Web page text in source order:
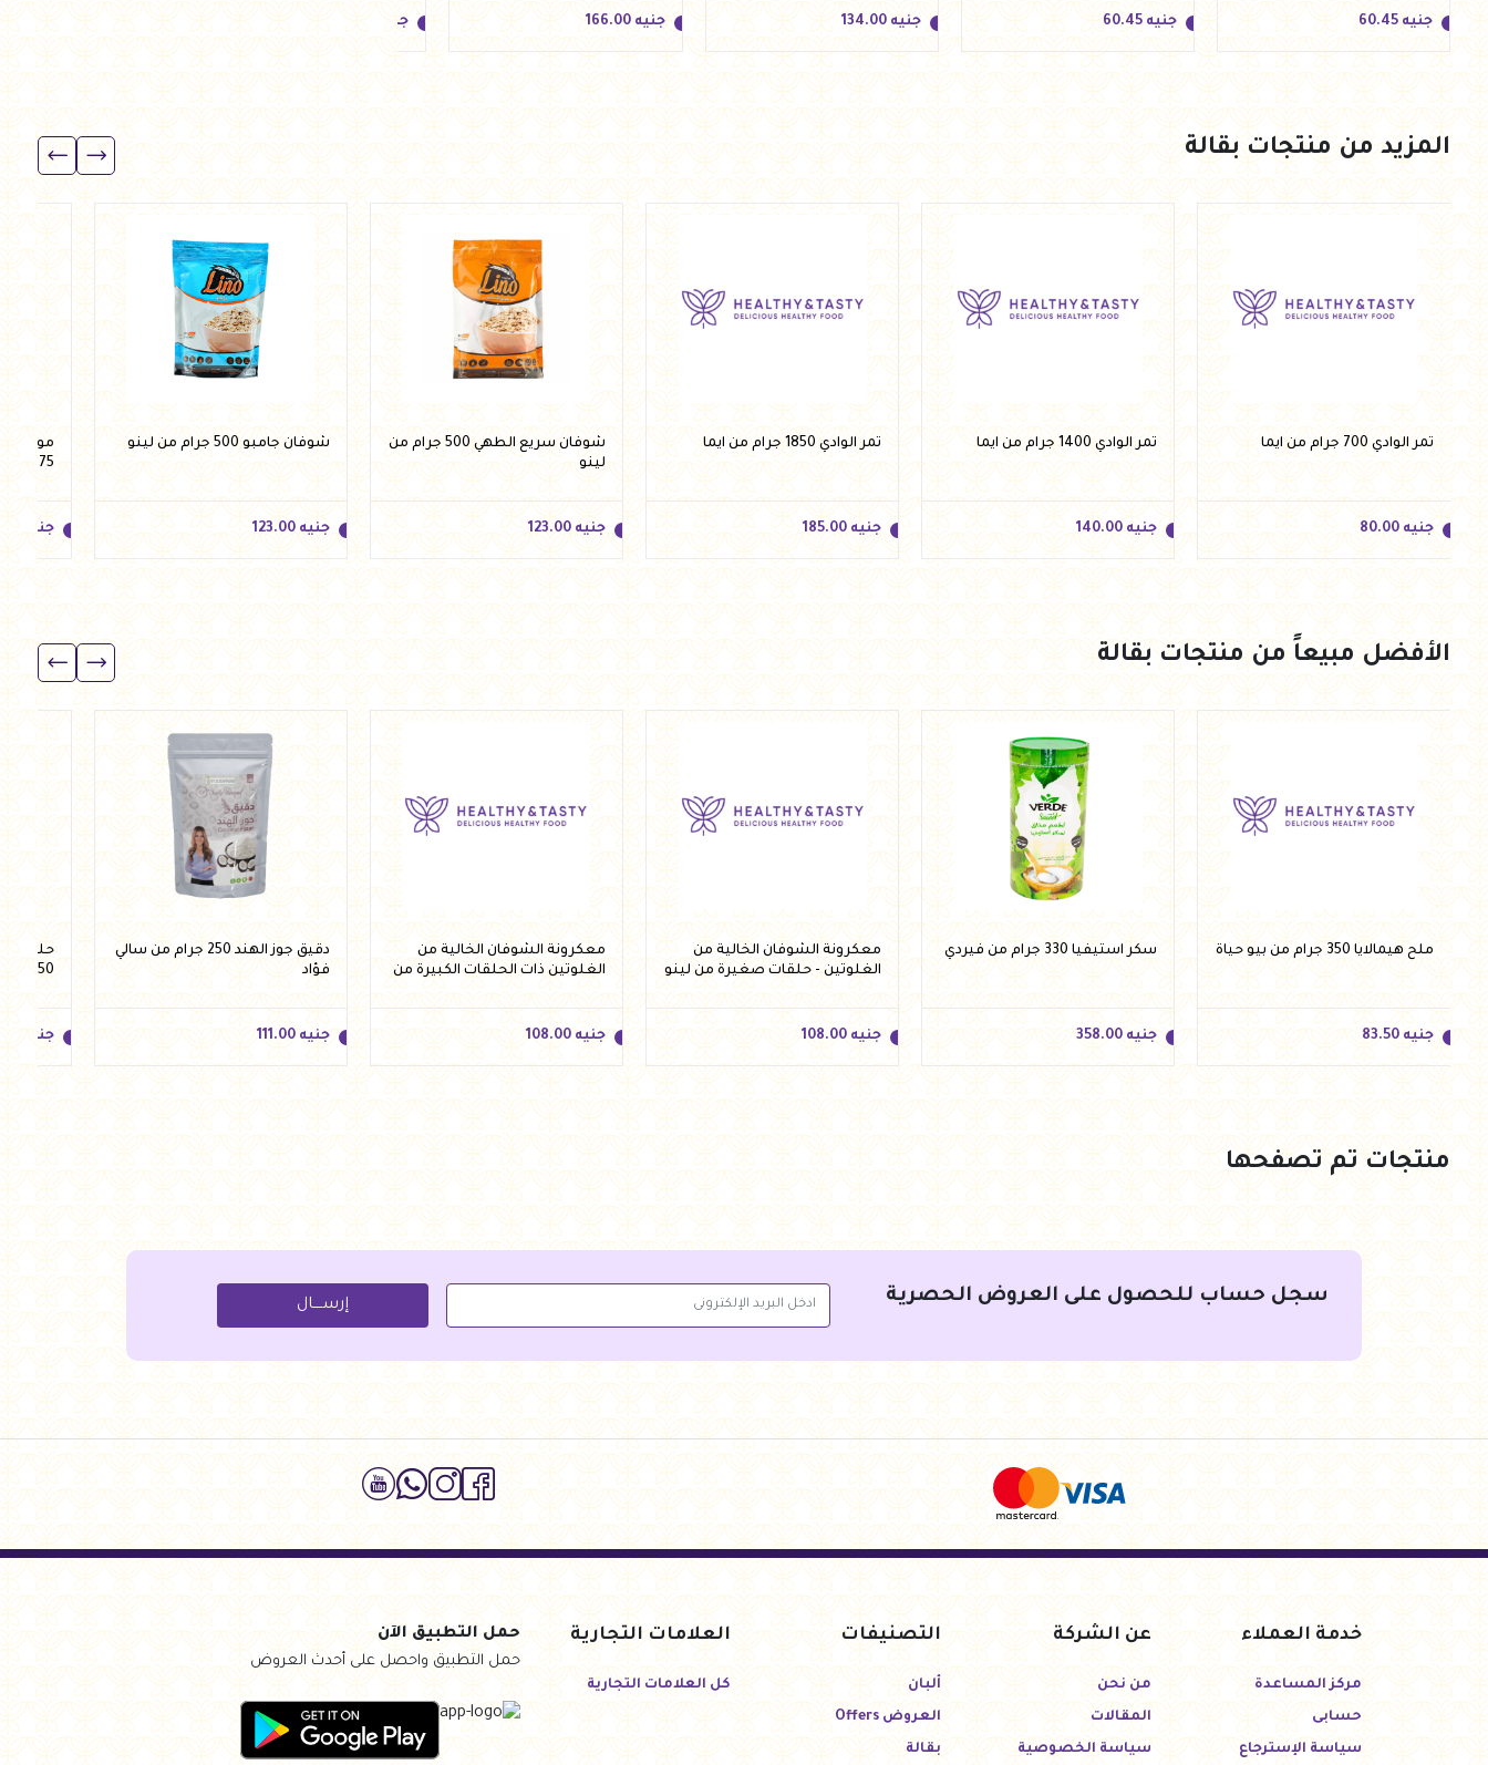
جنيه 60.45
جنيه 60.45
جنيه 60.45
جنيه 60.45
جنيه 134.00
جنيه 134.00
جنيه 166.00
جنيه 166.00
أضف للسلة
جنيه 135.00
جنيه 135.00
أضف للسلة
جنيه 205.00
جنيه 205.00
أضف للسلة
المزيد من منتجات بقالة
تمر الوادي 700 جرام من ايما
جنيه 80.00
جنيه 80.00
تمر الوادي 1400 جرام من ايما
جنيه 140.00
جنيه 140.00
أضف للسلة
تمر الوادي 1850 جرام من ايما
جنيه 185.00
جنيه 185.00
شوفان سريع الطهي 500 جرام من
لينو
جنيه 123.00
جنيه 123.00
شوفان جامبو 500 جرام من لينو
جنيه 123.00
جنيه 123.00
موسلي
375 جرام من لينو
جنيه
جنيه
الأفضل مبيعاً من منتجات بقالة
ملح هيمالايا 350 جرام من بيو حياة
جنيه 83.50
جنيه 83.50
أضف للسلة
سكر استيفيا 330 جرام من فيردي
جنيه 358.00
جنيه 358.00
أضف للسلة
معكرونة الشوفان الخالية من
الغلوتين - حلقات صغيرة من لينو
250 جرام
جنيه 108.00
جنيه 108.00
أضف للسلة
معكرونة الشوفان الخالية من
الغلوتين ذات الحلقات الكبيرة من
لينو 250 جرام
جنيه 108.00
جنيه 108.00
أضف للسلة
دقيق جوز الهند 250 جرام من سالي
فؤاد
جنيه 111.00
جنيه 111.00
أضف للسلة
حلقات
250 جرام من فيردي
جنيه
جنيه
منتجات تم تصفحها
سجل حساب للحصول على العروض الحصرية إرســــال
خدمة العملاء
مركز المساعدة
حسابى
سياسة الإسترجاع
عن الشركة
من نحن
المقالات
سياسة الخصوصية
التصنيفات
ألبان
العروض Offers
بقالة
العلامات التجارية
كل العلامات التجارية
حمل التطبيق الآن
حمل التطبيق واحصل على أحدث العروض